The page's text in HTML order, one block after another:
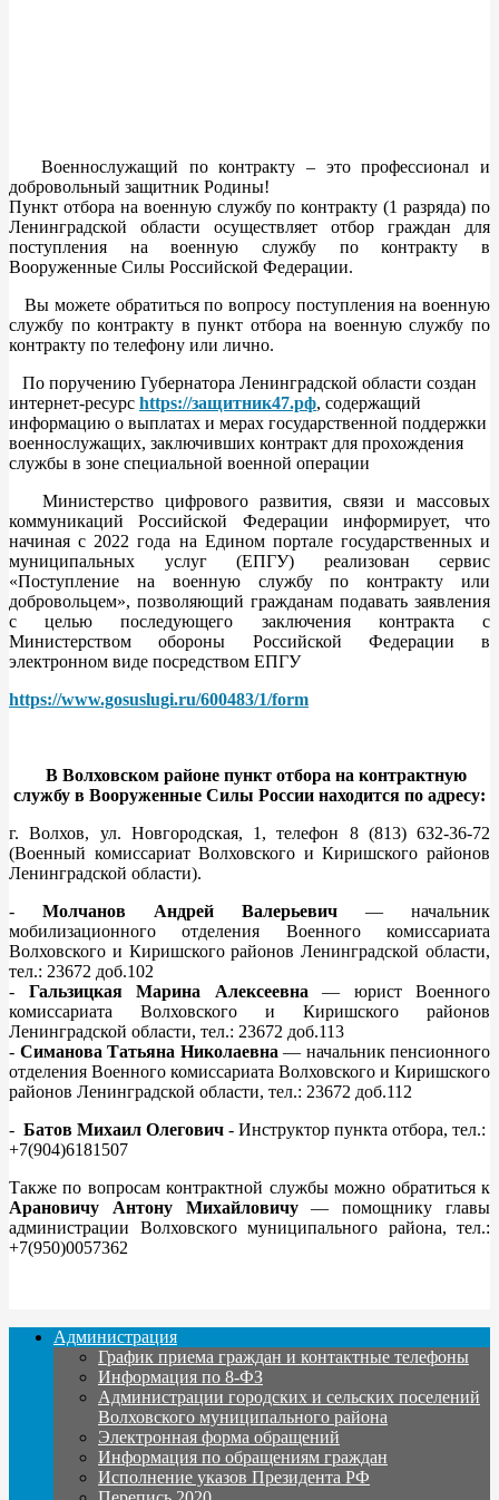
Военнослужащий по контракту – это профессионал и
добровольный защитник Родины!
Пункт отбора на военную службу по контракту (1 разряда) по
Ленинградской области осуществляет отбор граждан для
поступления на военную службу по контракту в
Вооруженные Силы Российской Федерации.
Вы можете обратиться по вопросу поступления на военную
службу по контракту в пункт отбора на военную службу по
контракту по телефону или лично.
По поручению Губернатора Ленинградской области создан
интернет-ресурс https://защитник47.рф, содержащий
информацию о выплатах и мерах государственной поддержки
военнослужащих, заключивших контракт для прохождения
службы в зоне специальной военной операции
Министерство цифрового развития, связи и массовых
коммуникаций Российской Федерации информирует, что
начиная с 2022 года на Едином портале государственных и
муниципальных услуг (ЕПГУ) реализован сервис
«Поступление на военную службу по контракту или
добровольцем», позволяющий гражданам подавать заявления
с целью последующего заключения контракта с
Министерством обороны Российской Федерации в
электронном виде посредством ЕПГУ
https://www.gosuslugi.ru/600483/1/form
В Волховском районе пункт отбора на контрактную
службу в Вооруженные Силы России находится по адресу:
г. Волхов, ул. Новгородская, 1, телефон 8 (813) 632-36-72
(Военный комиссариат Волховского и Киришского районов
Ленинградской области).
- Молчанов Андрей Валерьевич — начальник
мобилизационного отделения Военного комиссариата
Волховского и Киришского районов Ленинградской области,
тел.: 23672 доб.102
- Гальзицкая Марина Алексеевна — юрист Военного
комиссариата Волховского и Киришского районов
Ленинградской области, тел.: 23672 доб.113
- Симанова Татьяна Николаевна — начальник пенсионного
отделения Военного комиссариата Волховского и Киришского
районов Ленинградской области, тел.: 23672 доб.112
- Батов Михаил Олегович - Инструктор пункта отбора, тел.:
+7(904)6181507
Также по вопросам контрактной службы можно обратиться к
Арановичу Антону Михайловичу— помощнику главы
администрации Волховского муниципального района, тел.:
+7(950)0057362
Администрация
График приема граждан и контактные телефоны
Информация по 8-ФЗ
Администрации городских и сельских поселений
Волховского муниципального района
Электронная форма обращений
Информация по обращениям граждан
Исполнение указов Президента РФ